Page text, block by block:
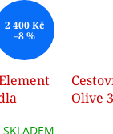
R
2 400 Kč
–8 %
SKLADEM
Olive